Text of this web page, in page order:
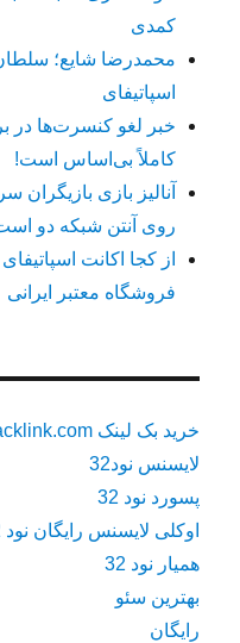
کمدی
محمدرضا شایع؛
اسپاتیفای
خبر لغو کنسرت‌ها در
کاملاً بی‌اساس است!
آنالیز بازی
روی آنتن شبکه دو
فروشگاه معتبر ایرانی
خرید بک لینک behtarinbacklink.com
لایسنس نود32
پسورد نود 32
اوکلی لایسنس رایگان نود 32
همیار نود 32
بهترین سئو
رایگان